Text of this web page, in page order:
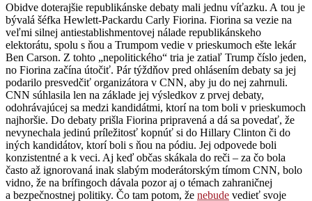
Obidve doterajšie republikánske debaty mali jednu víťazku. A tou je
bývalá šéfka Hewlett-Packardu Carly Fiorina. Fiorina sa vezie na
veľmi silnej antiestablishmentovej nálade republikánskeho
elektorátu, spolu s ňou a Trumpom vedie v prieskumoch ešte lekár
Ben Carson. Z tohto „nepolitického“ tria je zatiaľ Trump číslo jeden,
no Fiorina začína útočiť. Pár týždňov pred ohlásením debaty sa jej
podarilo presvedčiť organizátora v CNN, aby ju do nej zahrnuli.
CNN súhlasila len na základe jej výsledkov z prvej debaty,
odohrávajúcej sa medzi kandidátmi, ktorí na tom boli v prieskumoch
najhoršie. Do debaty prišla Fiorina pripravená a dá sa povedať, že
nevynechala jedinú príležitosť kopnúť si do Hillary Clinton či do
iných kandidátov, ktorí boli s ňou na pódiu. Jej odpovede boli
konzistentné a k veci. Aj keď občas skákala do reči – za čo bola
často až ignorovaná inak slabým moderátorským tímom CNN, bolo
vidno, že na brífingoch dávala pozor aj o témach zahraničnej
a bezpečnostnej politiky. Čo tam potom, že nebude vedieť svoje